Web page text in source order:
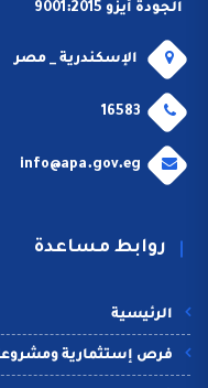
الجودة أيزو 9001:2015
الإسكندرية _ مصر
16583
info@apa.gov.eg
روابط مساعدة
الرئيسية
فرص إستثمارية